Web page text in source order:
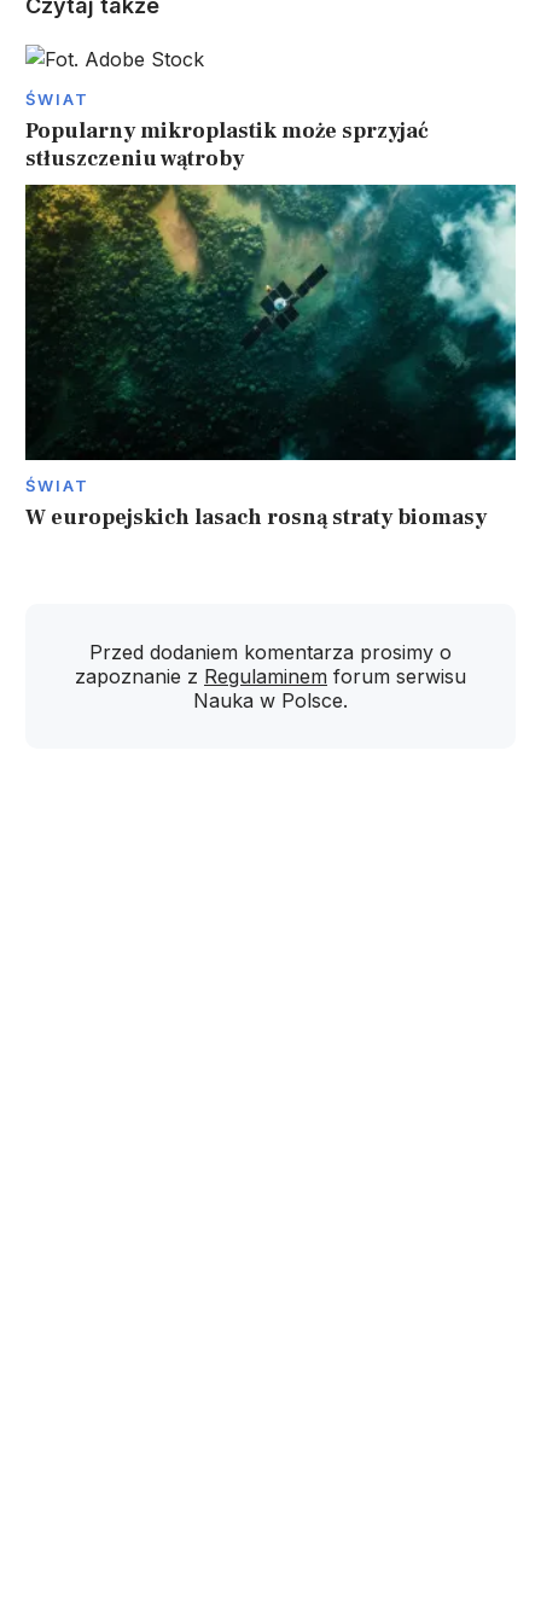
Czytaj także
ŚWIAT
Popularny mikroplastik może sprzyjać
stłuszczeniu wątroby
ŚWIAT
W europejskich lasach rosną straty biomasy
Przed dodaniem komentarza prosimy o
zapoznanie z Regulaminem forum serwisu
Nauka w Polsce.